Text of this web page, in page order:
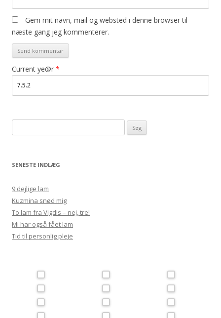
Gem mit navn, mail og websted i denne browser til
næste gang jeg kommenterer.
Current ye@r *
efter:
SENESTE INDLÆG
9 dejlige lam
Kuzmina snød mig
To lam fra Vigdis – nej, tre!
Mi har også fået lam
Tid til personlig pleje